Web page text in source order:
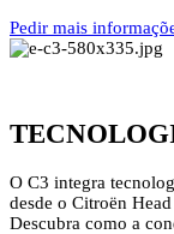
Pedir mais
O C3 integra
desde o Citroën
Descubra como a